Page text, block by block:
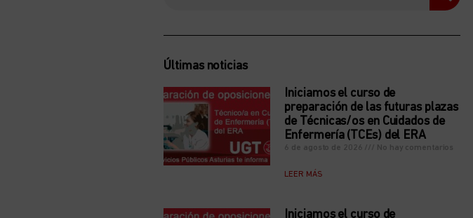
Últimas noticias
Iniciamos el curso de
preparación de las futuras plazas
de Técnicas/os en Cuidados de
Enfermería (TCEs) del ERA
6 de agosto de 2026 No hay comentarios
LEER MÁS
Iniciamos el curso de